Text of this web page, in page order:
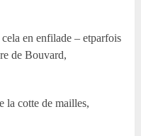
en enfilade – etparfois
de Bouvard,
la cotte de mailles,